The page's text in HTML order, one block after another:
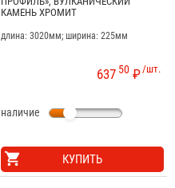
КАМЕНЬ ХРОМИТ
длина: 3020мм; ширина: 225мм
/шт.
637 50 ₽
наличие
КУПИТЬ